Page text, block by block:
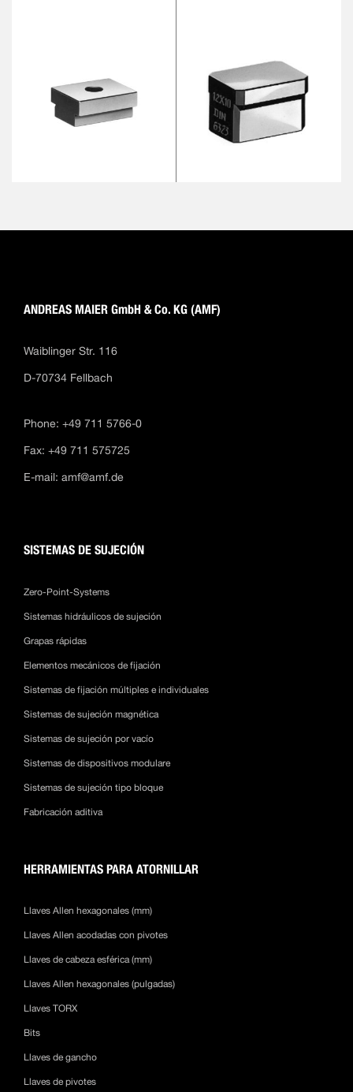
ANDREAS MAIER GmbH & Co. KG (AMF)
Waiblinger Str. 116
D-70734 Fellbach
Phone: +49 711 5766-0
Fax: +49 711 575725
E-mail: amf@amf.de
SISTEMAS DE SUJECIÓN
Zero-Point-Systems
Sistemas hidráulicos de sujeción
Grapas rápidas
Elementos mecánicos de fijación
Sistemas de fijación múltiples e individuales
Sistemas de sujeción magnética
Sistemas de sujeción por vacío
Sistemas de dispositivos modulare
Sistemas de sujeción tipo bloque
Fabricación aditiva
HERRAMIENTAS PARA ATORNILLAR
Llaves Allen hexagonales (mm)
Llaves Allen acodadas con pivotes
Llaves de cabeza esférica (mm)
Llaves Allen hexagonales (pulgadas)
Llaves TORX
Bits
Llaves de gancho
Llaves de pivotes